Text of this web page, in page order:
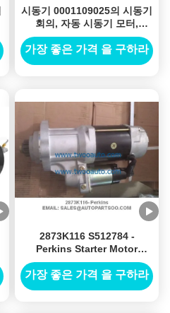
시동기 0001109025의 시동기
회의, 자동 시동기 모터,
0120489244, 0120468124
가장 좋은 가격 을 구하라
2873K116 S512784 -
Perkins Starter Motor
2873K116, 24V, CW, 38MT
가장 좋은 가격 을 구하라